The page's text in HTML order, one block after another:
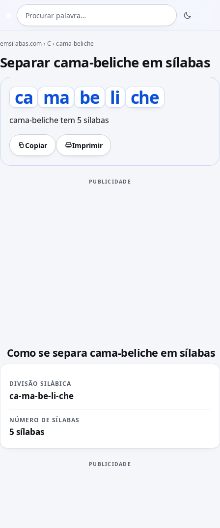
Procurar palavra
emsilabas.com › C ›cama-beliche
Separar cama-beliche em sílabas
ca ma be li che
cama-beliche tem 5 sílabas
Copiar Imprimir
PUBLICIDADE
Como se separa cama-beliche em sílabas
DIVISÃO SILÁBICA
ca-ma-be-li-che
NÚMERO DE SÍLABAS
5 sílabas
PUBLICIDADE